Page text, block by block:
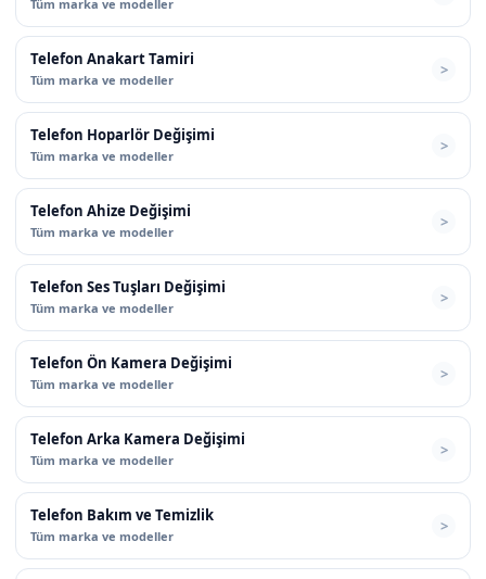
Tüm marka ve modeller
Telefon Anakart Tamiri
Tüm marka ve modeller
Telefon Hoparlör Değişimi
Tüm marka ve modeller
Telefon Ahize Değişimi
Tüm marka ve modeller
Telefon Ses Tuşları Değişimi
Tüm marka ve modeller
Telefon Ön Kamera Değişimi
Tüm marka ve modeller
Telefon Arka Kamera Değişimi
Tüm marka ve modeller
Telefon Bakım ve Temizlik
Tüm marka ve modeller